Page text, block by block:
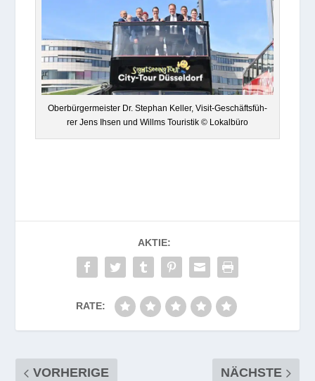
Ober­bür­ger­meis­ter Dr. Ste­phan Kel­ler, Visit-Geschäfts­füh­
rer Jens Ihsen und Willms Tou­ris­tik © Lokalbüro
AKTIE:
RATE:
VORHERIGE NÄCHSTE